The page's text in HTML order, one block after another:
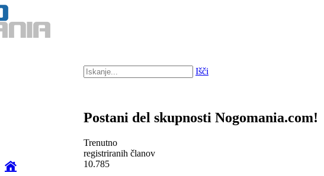
Išči
Postani del skupnosti Nogomania.com!
Trenutno
registriranih članov
10.785